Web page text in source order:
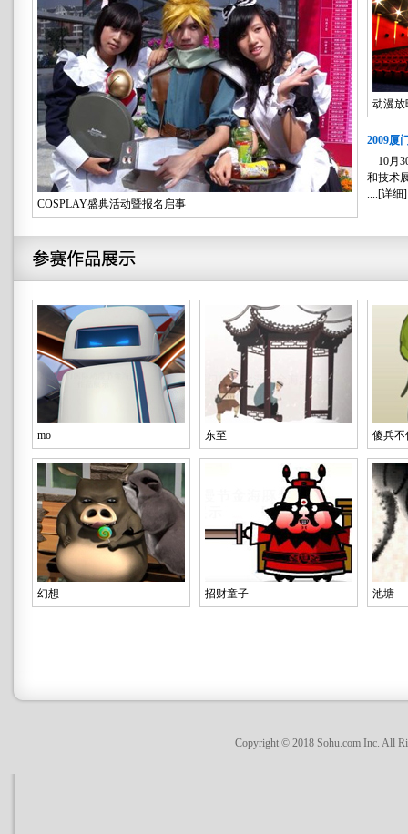
COSPLAY盛典活动暨报名启事
动漫放
2009厦
10月
和技术
....[详细]
mo 东至 傻兵不
幻想 招财童子 池塘
Copyright © 2018 Sohu.com Inc. All